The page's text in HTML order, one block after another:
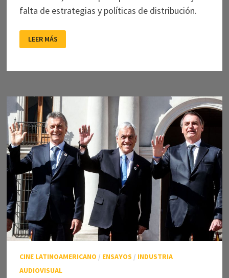
falta de estrategias y políticas de distribución.
DISTRIBUCIÓN,
PÚBLICOS
Y
A
DIGITALES
CHILE
LEER MÁS
CINE LATINOAMERICANO / ENSAYOS / INDUSTRIA
AUDIOVISUAL